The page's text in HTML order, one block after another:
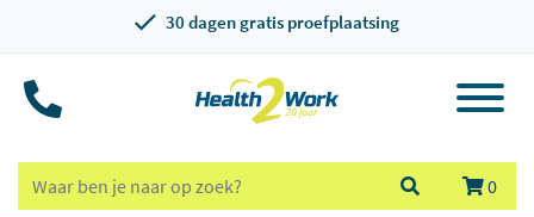
30 dagen gratis proefplaatsing
0